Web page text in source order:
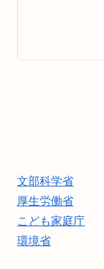
文部科学省
厚生労働省
こども家庭庁
環境省